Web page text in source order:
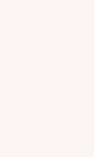
Xòe
xòe nhẹ, thiết
luôn cảm
làm việc.